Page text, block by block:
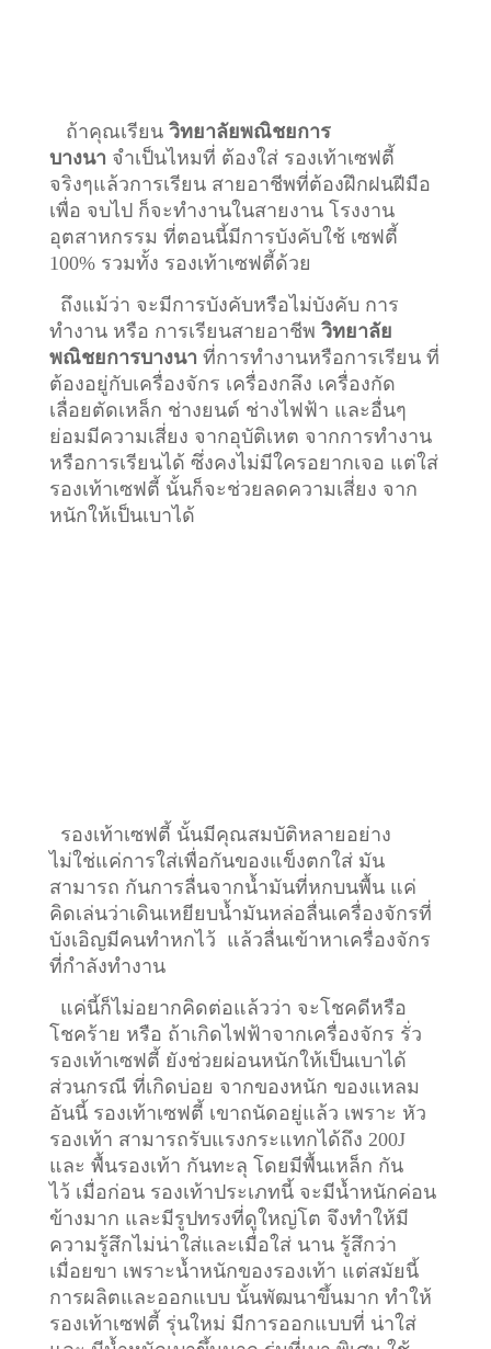
ถ้าคุณเรียน วิทยาลัยพณิชยการ
บางนา จำเป็นไหมที่ ต้องใส่ รองเท้าเซฟตี้
จริงๆแล้วการเรียน สายอาชีพที่ต้องฝึกฝนฝีมือ
เพื่อ จบไป ก็จะทำงานในสายงาน โรงงาน
อุตสาหกรรม ที่ตอนนี้มีการบังคับใช้ เซฟตี้
100% รวมทั้ง รองเท้าเซฟตี้ด้วย
ถึงแม้ว่า จะมีการบังคับหรือไม่บังคับ การ
ทำงาน หรือ การเรียนสายอาชีพ วิทยาลัย
พณิชยการบางนา ที่การทำงานหรือการเรียน ที่
ต้องอยู่กับเครื่องจักร เครื่องกลึง เครื่องกัด
เลื่อยตัดเหล็ก ช่างยนต์ ช่างไฟฟ้า และอื่นๆ
ย่อมมีความเสี่ยง จากอุบัติเหต จากการทำงาน
หรือการเรียนได้ ซึ่งคงไม่มีใครอยากเจอ แต่ใส่
รองเท้าเซฟตี้ นั้นก็จะช่วยลดความเสี่ยง จาก
หนักให้เป็นเบาได้
รองเท้าเซฟตี้ นั้นมีคุณสมบัติหลายอย่าง
ไม่ใช่แค่การใส่เพื่อกันของแข็งตกใส่ มัน
สามารถ กันการลื่นจากน้ำมันที่หกบนพื้น แค่
คิดเล่นว่าเดินเหยียบน้ำมันหล่อลื่นเครื่องจักรที่
บังเอิญมีคนทำหกไว้ แล้วลื่นเข้าหาเครื่องจักร
ที่กำลังทำงาน
แค่นี้ก็ไม่อยากคิดต่อแล้วว่า จะโชคดีหรือ
โชคร้าย หรือ ถ้าเกิดไฟฟ้าจากเครื่องจักร รั่ว
รองเท้าเซฟตี้ ยังช่วยผ่อนหนักให้เป็นเบาได้
ส่วนกรณี ที่เกิดบ่อย จากของหนัก ของแหลม
อันนี้ รองเท้าเซฟตี้ เขาถนัดอยู่แล้ว เพราะ หัว
รองเท้า สามารถรับแรงกระแทกได้ถึง 200J
และ พื้นรองเท้า กันทะลุ โดยมีพื้นเหล็ก กัน
ไว้ เมื่อก่อน รองเท้าประเภทนี้ จะมีน้ำหนักค่อน
ข้างมาก และมีรูปทรงที่ดูใหญ่โต จึงทำให้มี
ความรู้สึกไม่น่าใส่และเมื่อใส่ นาน รู้สึกว่า
เมื่อยขา เพราะน้ำหนักของรองเท้า แต่สมัยนี้
การผลิตและออกแบบ นั้นพัฒนาขึ้นมาก ทำให้
รองเท้าเซฟตี้ รุ่นใหม่ มีการออกแบบที่ น่าใส่